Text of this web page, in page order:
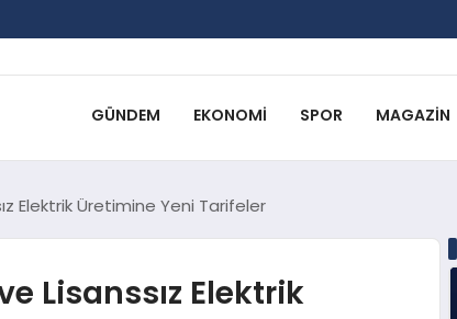
GÜNDEM EKONOMI SPOR MAGAZIN
Elektrik Üretimine Yeni Tarifeler
Lisanssız Elektrik